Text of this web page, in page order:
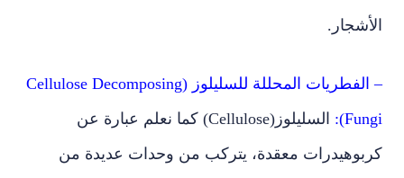
الأشجار.
– الفطريات المحللة للسليلوز (Cellulose Decomposing
Fungi):
السليلوز(Cellulose) كما نعلم عبارة عن
كربوهيدرات معقدة، يتركب من وحدات عديدة من